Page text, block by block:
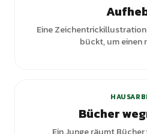
Eine
bückt, um einen
Bücher